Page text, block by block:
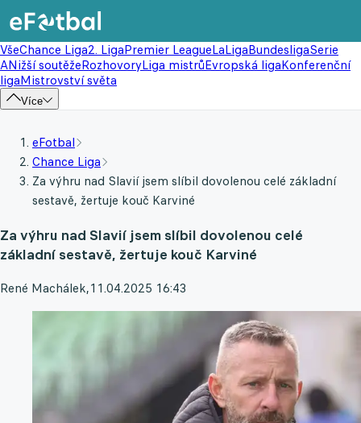
VšeChance Liga2. LigaPremier LeagueLaLigaBundesligaSerie
ANižší soutěžeRozhovoryLiga mistrůEvropská ligaKonferenční
ligaMistrovství světa
Více
eFotbal
Chance Liga
Za výhru nad Slavií jsem slíbil dovolenou celé základní
sestavě, žertuje kouč Karviné
Za výhru nad Slavií jsem slíbil dovolenou celé
základní sestavě, žertuje kouč Karviné
René Machálek,11.04.2025 16:43